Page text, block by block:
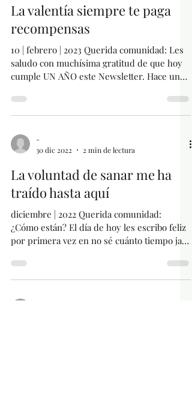
La valentía siempre te paga
recompensas
10 | febrero | 2023 Querida comunidad: Les
saludo con muchísima gratitud de que hoy
cumple UN AÑO este Newsletter. Hace un
-
30 dic 2022
2 min de lectura
La voluntad de sanar me ha
traído hasta aquí
diciembre | 2022 Querida comunidad:
¿Cómo están? El día de hoy les escribo feliz
por primera vez en no sé cuánto tiempo jaja.